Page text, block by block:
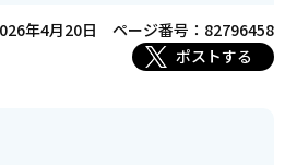
年4月20日
ページ番号：82796458
ポストする